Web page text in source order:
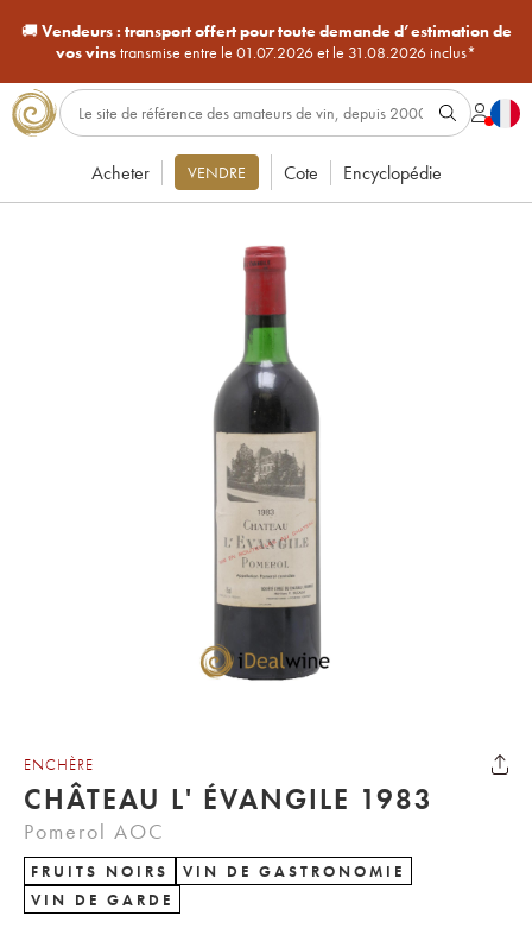
🚚Vendeurs : transport offert pour toute demande d’estimation de
vos vinstransmise entre le 01.07.2026 et le 31.08.2026 inclus*
Acheter VENDRE Cote Encyclopédie
ENCHÈRE
CHÂTEAU L' ÉVANGILE 1983
Pomerol AOC
FRUITS NOIRS
VIN DE GASTRONOMIE
VIN DE GARDE